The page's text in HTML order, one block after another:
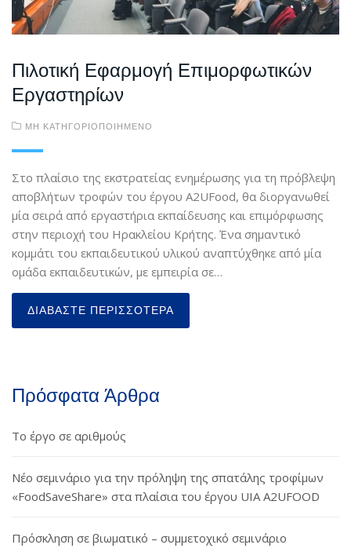
Πιλοτική Εφαρμογή Επιμορφωτικών
Εργαστηρίων
ΜΗ ΚΑΤΗΓΟΡΙΟΠΟΙΗΜΈΝΟ
Στο πλαίσιο της εκστρατείας ενημέρωσης για τη πρόβλεψη
αποβλήτων τροφών του έργου A2UFood, θα διοργανωθεί
μία σειρά από εργαστήρια εκπαίδευσης και επιμόρφωσης
στην περιοχή του Ηρακλείου Κρήτης. Ένα σημαντικό
κομμάτι του εκπαιδευτικού υλικού αναπτύχθηκε από μία
ομάδα εκπαιδευτικών, με εμπειρία σε…
ΔΙΑΒΆΣΤΕ ΠΕΡΙΣΣΌΤΕΡΑ
Πρόσφατα Άρθρα
Το έργο σε αριθμούς
Νέο σεμινάριο για την πρόληψη της σπατάλης τροφίμων
«FoodSaveShare» στα πλαίσια του έργου UIA A2UFOOD
Πρόσκληση σε βιωματικό – συμμετοχικό σεμινάριο